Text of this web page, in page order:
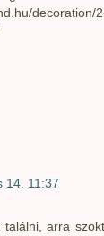
decoration/
14. 11:37
arra